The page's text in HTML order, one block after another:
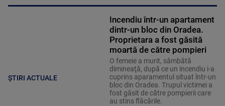
ȘTIRI ACTUALE
Incendiu într-un apartament
dintr-un bloc din Oradea.
Proprietara a fost găsită
moartă de către pompieri
O femeie a murit, sâmbătă
dimineaţă, după ce un incendiu i-a
cuprins aparamentul situat într-un
bloc din Oradea. Trupul victimei a
fost găsit de către pompierii care
au stins flăcările.